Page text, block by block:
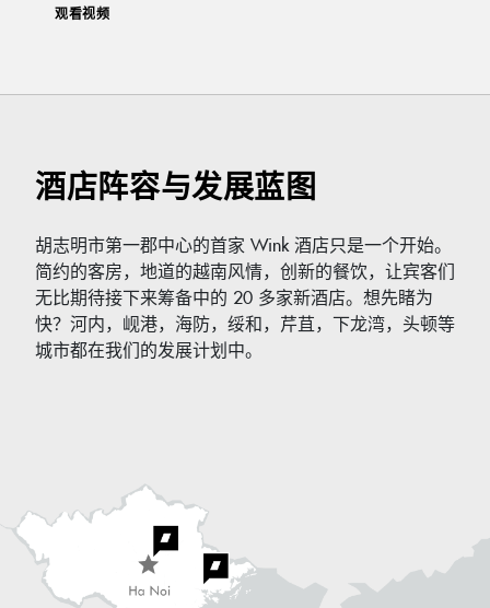
观看视频
酒店阵容与发展蓝图
胡志明市第一郡中心的首家 Wink 酒店只是一个开始。
简约的客房，地道的越南风情，创新的餐饮，让宾客们
无比期待接下来筹备中的 20 多家新酒店。想先睹为
快？河内，岘港，海防，绥和，芹苴，下龙湾，头顿等
城市都在我们的发展计划中。